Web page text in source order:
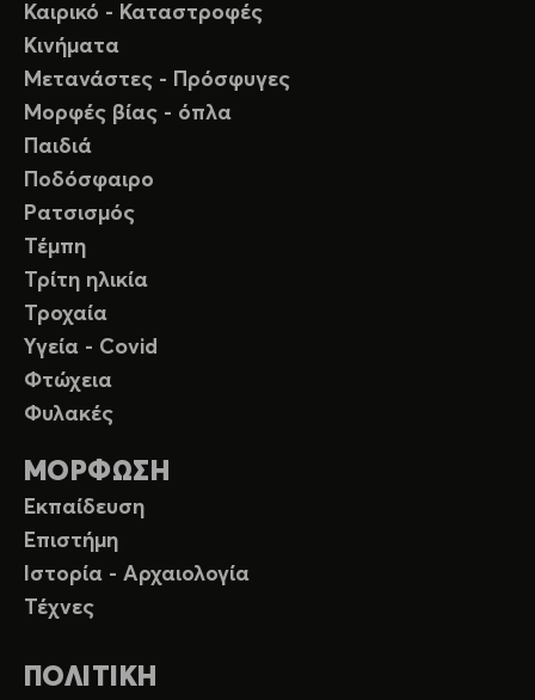
Καιρικό - Καταστροφές
Κινήματα
Μετανάστες - Πρόσφυγες
Μορφές βίας - όπλα
Παιδιά
Ποδόσφαιρο
Ρατσισμός
Τέμπη
Τρίτη ηλικία
Τροχαία
Υγεία - Covid
Φτώχεια
Φυλακές
ΜΟΡΦΩΣΗ
Εκπαίδευση
Επιστήμη
Ιστορία - Αρχαιολογία
Τέχνες
ΠΟΛΙΤΙΚΗ